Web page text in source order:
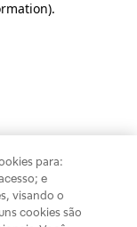
.
para:
e
visando o
cookies são